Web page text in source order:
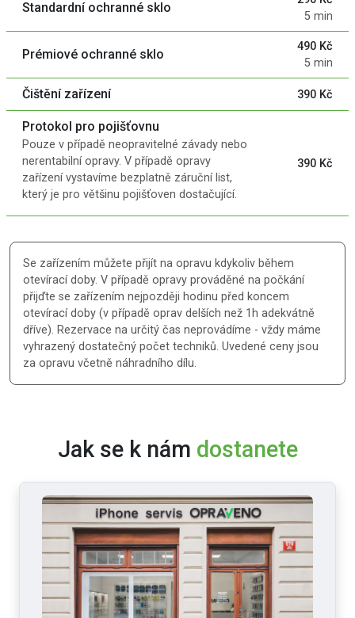
Standardní ochranné sklo
5 min
Prémiové ochranné sklo
490 Kč
5 min
Čištění zařízení 390 Kč
Protokol pro pojišťovnu
Pouze v případě neopravitelné závady nebo
nerentabilní opravy. V případě opravy
zařízení vystavíme bezplatně záruční list,
který je pro většinu pojišťoven dostačující.
390 Kč
Se zařízením můžete přijít na opravu kdykoliv během
otevírací doby. V případě opravy prováděné na počkání
přijďte se zařízením nejpozději hodinu před koncem
otevírací doby (v případě oprav delších než 1h adekvátně
dříve). Rezervace na určitý čas neprovádíme - vždy máme
vyhrazený dostatečný počet techniků. Uvedené ceny jsou
za opravu včetně náhradního dílu.
Jak se k nám dostanete